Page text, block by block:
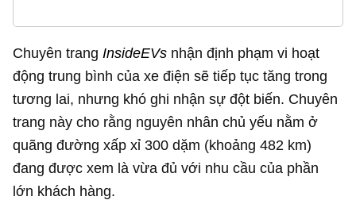
Chuyên trang InsideEVs nhận định phạm vi hoạt
động trung bình của xe điện sẽ tiếp tục tăng trong
tương lai, nhưng khó ghi nhận sự đột biến. Chuyên
trang này cho rằng nguyên nhân chủ yếu nằm ở
quãng đường xấp xỉ 300 dặm (khoảng 482 km)
đang được xem là vừa đủ với nhu cầu của phần
lớn khách hàng.